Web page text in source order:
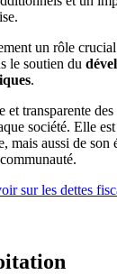
un rôle
le soutien du
.
et transparente
société. Elle
mais aussi de son
sur les dettes